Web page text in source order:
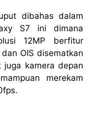
dibahas dalam
S7 ini dimana
12MP berfitur
dan OIS disematkan
juga kamera depan
merekam